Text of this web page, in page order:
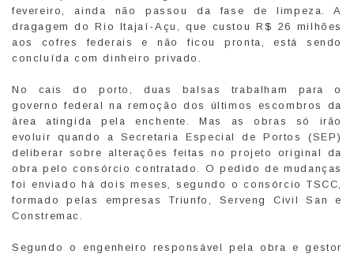
fevereiro, ainda não passou da fase de limpeza. A
dragagem do Rio Itajaí-Açu, que custou R$ 26 milhões
aos cofres federais e não ficou pronta, está sendo
concluída com dinheiro privado.
No cais do porto, duas balsas trabalham para o
governo federal na remoção dos últimos escombros da
área atingida pela enchente. Mas as obras só irão
evoluir quando a Secretaria Especial de Portos (SEP)
deliberar sobre alterações feitas no projeto original da
obra pelo consórcio contratado. O pedido de mudanças
foi enviado há dois meses, segundo o consórcio TSCC,
formado pelas empresas Triunfo, Serveng Civil San e
Constremac.
Segundo o engenheiro responsável pela obra e gestor